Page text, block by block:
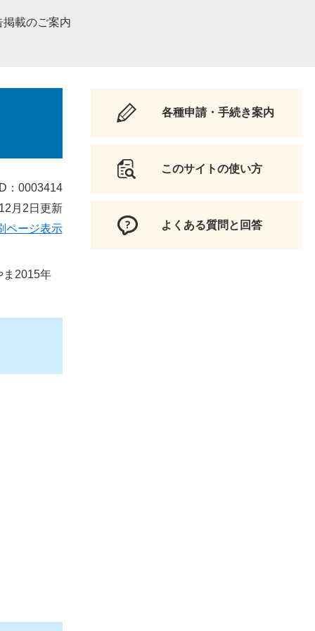
掲載のご案内
：0003414
月2日更新
ページ表示
ま2015年
各種申請・手続き案内
このサイトの使い方
よくある質問と回答